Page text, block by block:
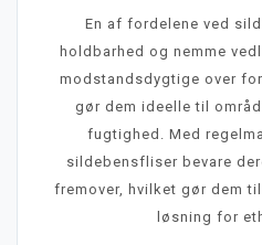
En af fordelene ved
holdbarhed og nemme
modstandsdygtige over
gør dem ideelle til
fugtighed. Med
sildebensfliser bevare
fremover, hvilket gør dem
løsning for